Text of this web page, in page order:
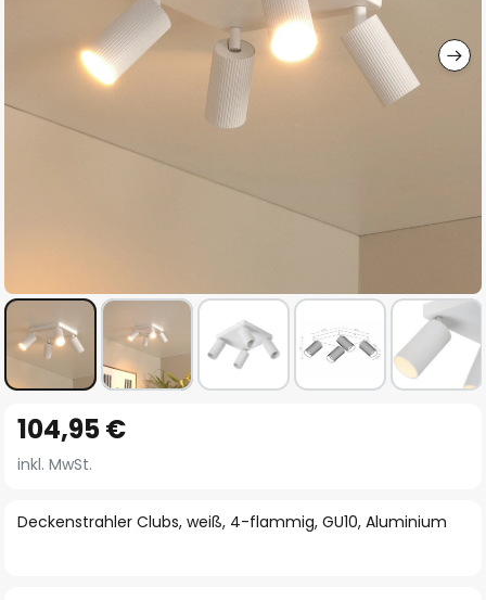
Anfang
der
springen
Deckenstrahler Clubs, weiß, 4-flammig, GU10, Aluminium
104,95 €
inkl. MwSt.